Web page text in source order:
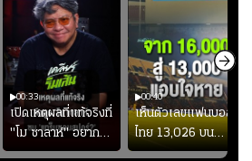
00:33
เปิดเหตุผลที่แท้จริงที่
"โม ซาลาห์" อยาก
ย้ายซบ "แทร็บซอนส
00:40
เห็นตัวเลขแฟนบอล
ไทย 13,026 บน
สกอร์บอร์ดแล้วแอบ